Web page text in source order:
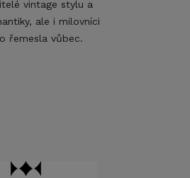
vintage stylu a
ale i milovníci
řemesla vůbec.